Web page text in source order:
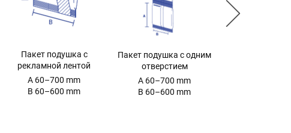
Пакет подушка с
рекламной лентой
A 60–700 mm
B 60–600 mm
Пакет подушка с одним
отверстием
A 60–700 mm
B 60–600 mm